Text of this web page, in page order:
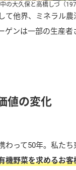
の大久保と高橋しづ（
て他界、ミネラル
ゲンは一部の生産者
値の変化
わって50年。私たち
機野菜を求めるお